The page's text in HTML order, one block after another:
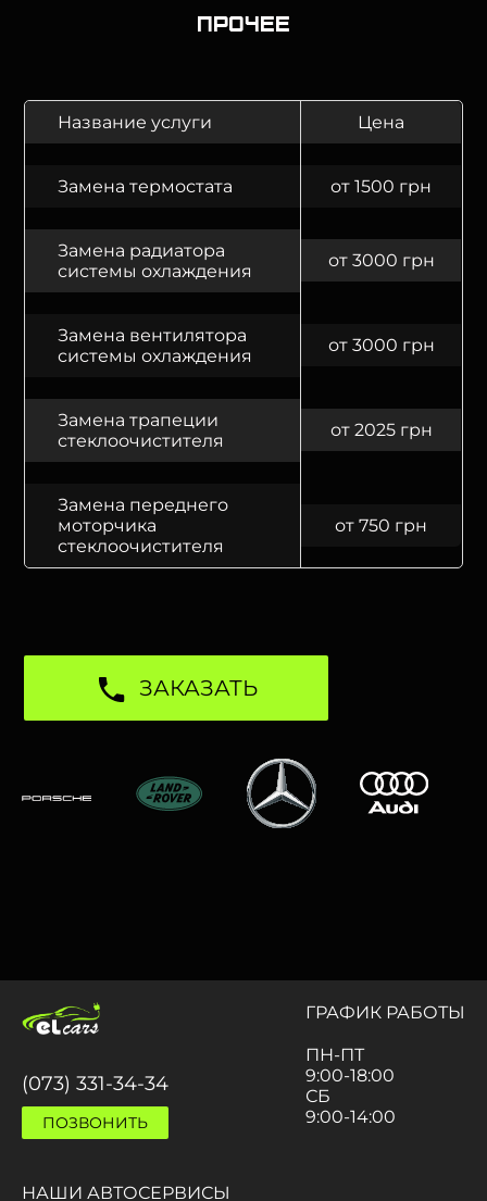
Прочее
Название услуги Цена
Замена термостата от 1500 грн
Замена радиатора
системы охлаждения
от 3000 грн
Замена вентилятора
системы охлаждения
от 3000 грн
Замена трапеции
стеклоочистителя
от 2025 грн
Замена переднего
моторчика
стеклоочистителя
от 750 грн
ЗАКАЗАТЬ
(073) 331-34-34
ПОЗВОНИТЬ
ГРАФИК РАБОТЫ
ПН-ПТ
9:00-18:00
СБ
9:00-14:00
НАШИ АВТОСЕРВИСЫ